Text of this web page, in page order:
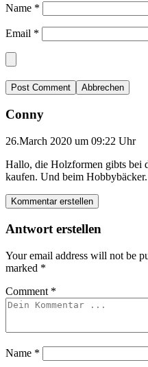
Name *
Email *
Abbrechen
Conny
26.March 2020 um 09:22 Uhr
Hallo, die Holzformen gibts bei
kaufen. Und beim Hobbybäcker.
Kommentar erstellen
Antwort erstellen
Your email address will not be
marked *
Comment *
Name *